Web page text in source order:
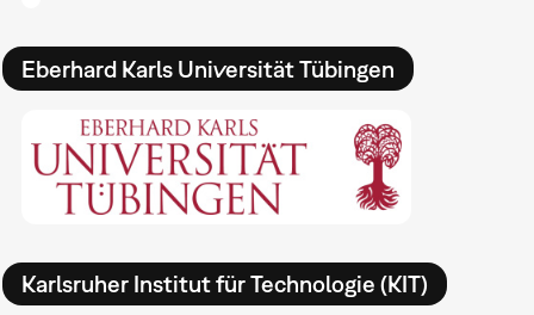
Eberhard Karls Universität Tübingen
Karlsruher Institut für Technologie (KIT)